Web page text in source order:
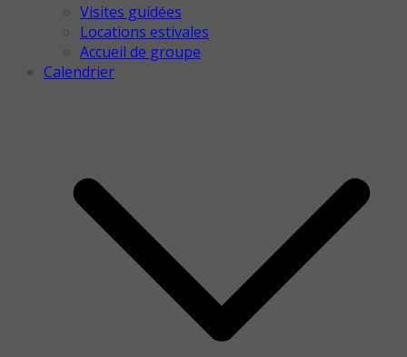
Visites guidées
Locations estivales
Accueil de groupe
Calendrier